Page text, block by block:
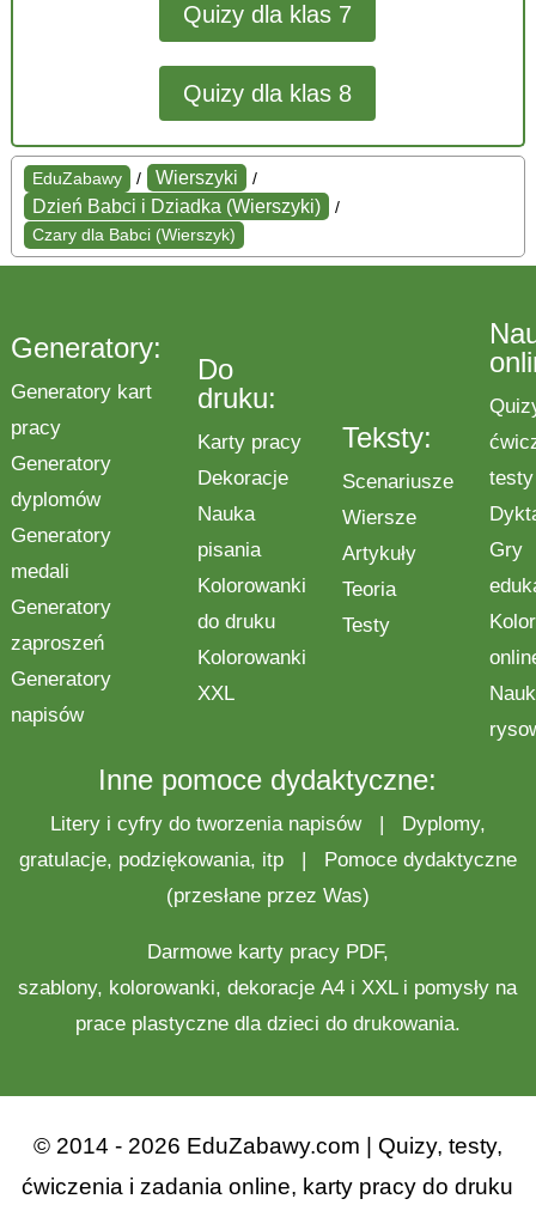
Quizy dla klas 7
Quizy dla klas 8
EduZabawy / Wierszyki /
Dzień Babci i Dziadka (Wierszyki)
/
Czary dla Babci (Wierszyk)
Generatory:
Generatory kart
pracy
Generatory
dyplomów
Generatory
medali
Generatory
zaproszeń
Generatory
napisów
Do
druku:
Karty pracy
Dekoracje
Nauka
pisania
Kolorowanki
do druku
Kolorowanki
XXL
Teksty:
Scenariusze
Wiersze
Artykuły
Teoria
Testy
testy
Gry
Inne pomoce dydaktyczne:
Litery i cyfry do tworzenia napisów|
Dyplomy,
gratulacje, podziękowania, itp|
Pomoce dydaktyczne
(przesłane przez Was)
Darmowe karty pracyPDF,
szablony, kolorowanki,dekoracje A4 i XXL i pomysły na
prace plastycznedla dzieci do drukowania.
© 2014 - 2026 EduZabawy.com | Quizy, testy,
ćwiczenia i zadania online, karty pracy do druku